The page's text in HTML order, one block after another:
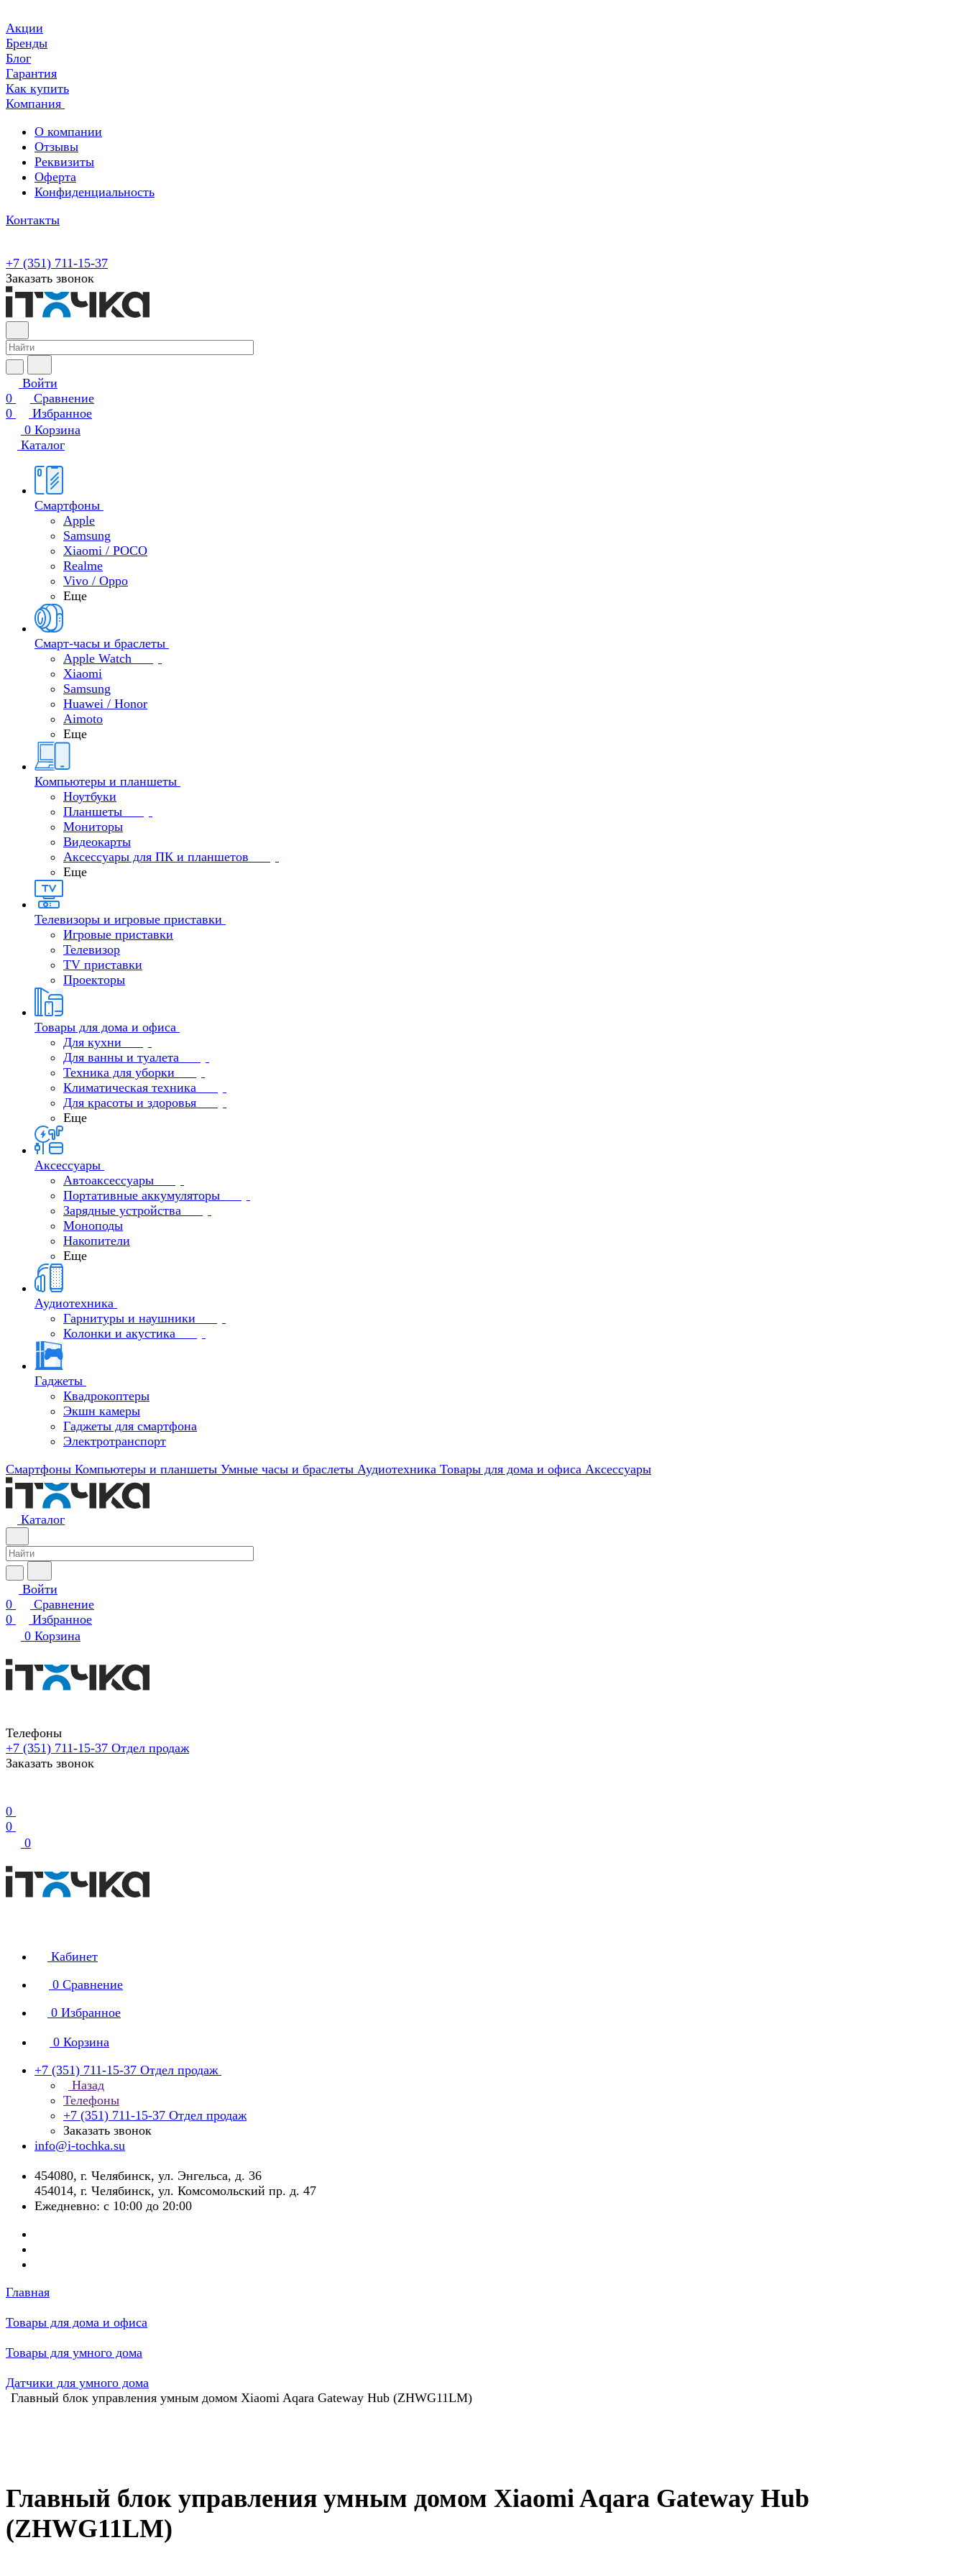
Акции
Бренды
Блог
Гарантия
Как купить
Компания
О компании
Отзывы
Реквизиты
Оферта
Конфиденциальность
Контакты
+7 (351) 711-15-37
Заказать звонок
Войти
0
Сравнение
0
Избранное
0 Корзина
Каталог
Смартфоны
Apple
Samsung
Xiaomi / POCO
Realme
Vivo / Oppo
Еще
Смарт-часы и браслеты
Apple Watch
Xiaomi
Samsung
Huawei / Honor
Aimoto
Еще
Компьютеры и планшеты
Ноутбуки
Планшеты
Мониторы
Видеокарты
Аксессуары для ПК и планшетов
Еще
Телевизоры и игровые приставки
Игровые приставки
Телевизор
TV приставки
Проекторы
Товары для дома и офиса
Для кухни
Для ванны и туалета
Техника для уборки
Климатическая техника
Для красоты и здоровья
Еще
Аксессуары
Автоаксессуары
Портативные аккумуляторы
Зарядные устройства
Моноподы
Накопители
Еще
Аудиотехника
Гарнитуры и наушники
Колонки и акустика
Гаджеты
Квадрокоптеры
Экшн камеры
Гаджеты для смартфона
Электротранспорт
Смартфоны Компьютеры и планшеты Умные часы и браслеты Аудиотехника Товары для дома и офиса Аксессуары
Каталог
Войти
0
Сравнение
0
Избранное
0 Корзина
Телефоны
+7 (351) 711-15-37 Отдел продаж
Заказать звонок
0
0
0
Кабинет
0 Сравнение
0 Избранное
0 Корзина
+7 (351) 711-15-37 Отдел продаж
Назад
Телефоны
+7 (351) 711-15-37 Отдел продаж
Заказать звонок
info@i-tochka.su
​454080, г. Челябинск, ул. Энгельса, д. 36
454014, г. Челябинск, ул. Комсомольский пр. д. 47
Ежедневно: с 10:00 до 20:00
Главная
Товары для дома и офиса
Товары для умного дома
Датчики для умного дома
Главный блок управления умным домом Xiaomi Aqara Gateway Hub (ZHWG11LM)
Главный блок управления умным домом Xiaomi Aqara Gateway Hub
(ZHWG11LM)